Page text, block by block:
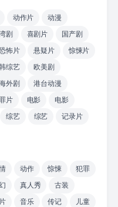
动作片
动漫
剧 喜剧片
国产剧
怖片 悬疑片
惊悚片
综艺
欧美剧
外剧
港台动漫
片 电影
电影
综艺 综艺
记录片
动作 惊悚
犯罪
真人秀
古装
音乐 传记
儿童